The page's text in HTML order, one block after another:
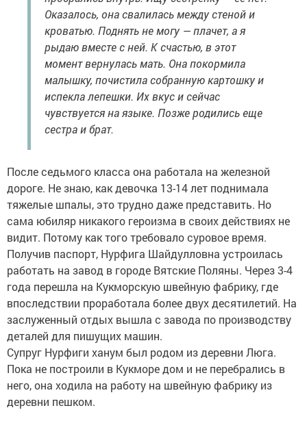
Оказалось, она свалилась между стеной и
кроватью. Поднять не могу — плачет, а я
рыдаю вместе с ней. К счастью, в этот
момент вернулась мать. Она покормила
малышку, почистила собранную картошку и
испекла лепешки. Их вкус и сейчас
чувствуется на языке. Позже родились еще
сестра и брат.
После седьмого класса она работала на железной
дороге. Не знаю, как девочка 13-14 лет поднимала
тяжелые шпалы, это трудно даже представить. Но
сама юбиляр никакого героизма в своих действиях не
видит. Потому как того требовало суровое время.
Получив паспорт, Нурфига Шайдулловна устроилась
работать на завод в городе Вятские Поляны. Через 3-4
года перешла на Кукморскую швейную фабрику, где
впоследствии проработала более двух десятилетий. На
заслуженный отдых вышла с завода по производству
деталей для пишущих машин.
Супруг Нурфиги ханум был родом из деревни Люга.
Пока не построили в Кукморе дом и не перебрались в
него, она ходила на работу на швейную фабрику из
деревни пешком.